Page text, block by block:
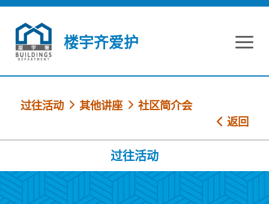
跳到内容
楼宇齐爱护
过往活动 其他讲座
社区简介会
返回
过往活动